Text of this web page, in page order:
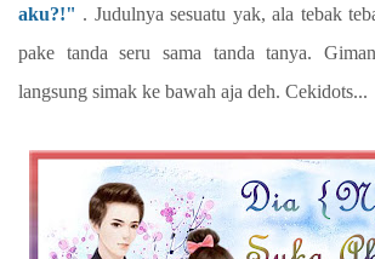
aku?!" . Judulnya sesuatu yak, ala tebak
pake tanda seru sama tanda tanya.
langsung simak ke bawah aja deh. Cekidots...